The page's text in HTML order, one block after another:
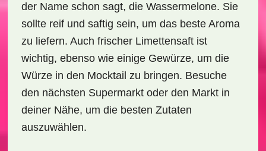
der Name schon sagt, die Wassermelone. Sie
sollte reif und saftig sein, um das beste Aroma
zu liefern. Auch frischer Limettensaftist
wichtig, ebenso wie einige Gewürze, um die
Würze in den Mocktail zu bringen. Besuche
den nächsten Supermarkt oder den Markt in
deiner Nähe, um die besten Zutaten
auszuwählen.